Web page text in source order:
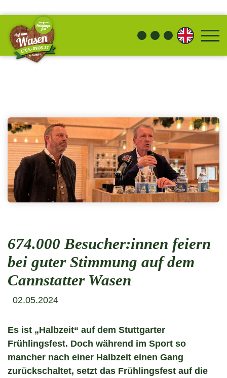
674.000 Besucher:innen feiern
bei guter Stimmung auf dem
Cannstatter Wasen
02.05.2024
Es ist „Halbzeit“ auf dem Stuttgarter
Frühlingsfest. Doch während im Sport so
mancher nach einer Halbzeit einen Gang
zurückschaltet, setzt das Frühlingsfest auf die